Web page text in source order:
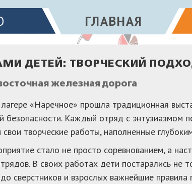
ГЛАВНАЯ
ДЕТЕЙ: ТВОРЧЕСКИЙ
железная дорога
«Наречное» прошла традиционная
безопасности. Каждый отряд с энтузиазмом
свои творческие работы, наполненные
стало не просто соревнованием, а
В своих работах дети постарались не
сверстников и взрослых важнейшие